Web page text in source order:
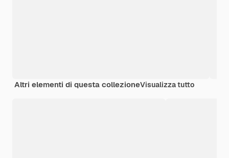
Altri elementi di questa collezioneVisualizza tutto